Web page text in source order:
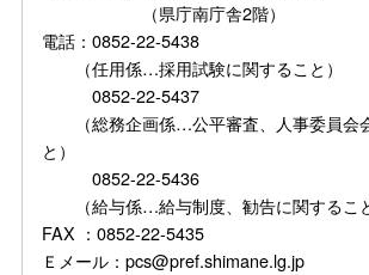
（県庁南庁舎2階）
電話：0852-22-5438
（任用係…採用試験に関すること
0852-22-5437
（総務企画係…公平審査、人事委員会
と）
0852-22-5436
（給与係…給与制度、勧告に関すること
FAX ：0852-22-5435
Ｅメール：pcs@pref.shimane.lg.jp